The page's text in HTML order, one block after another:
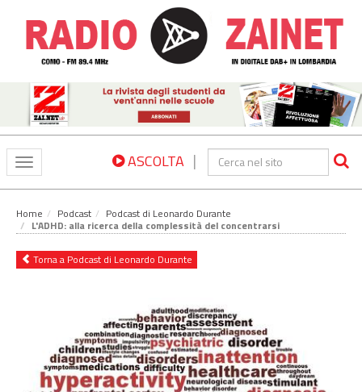
Toggle
navigation
ASCOLTA |
Home Podcast Podcast di Leonardo Durante
L'ADHD: alla ricerca della complessità del concentrarsi
Torna a Podcast di Leonardo Durante